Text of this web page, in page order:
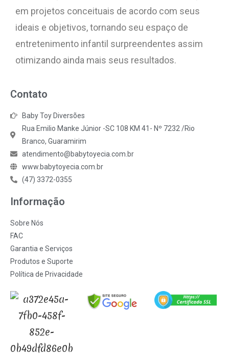
em projetos conceituais de acordo com seus
ideais e objetivos, tornando seu espaço de
entretenimento infantil surpreendentes assim
otimizando ainda mais seus resultados.
Contato
Baby Toy Diversões
Rua Emilio Manke Júnior -SC 108 KM 41- Nº 7232 /Rio
Branco, Guaramirim
atendimento@babytoyecia.com.br
www.babytoyecia.com.br
(47) 3372-0355
Informação
Sobre Nós
FAC
Garantia e Serviços
Produtos e Suporte
Política de Privacidade